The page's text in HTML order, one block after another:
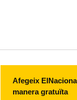
Afegeix
manera gratuïta